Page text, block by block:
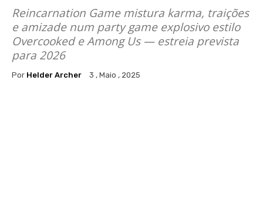
Reincarnation Game mistura karma, traições
e amizade num party game explosivo estilo
Overcooked e Among Us — estreia prevista
para 2026
Por Helder Archer 3 , Maio , 2025